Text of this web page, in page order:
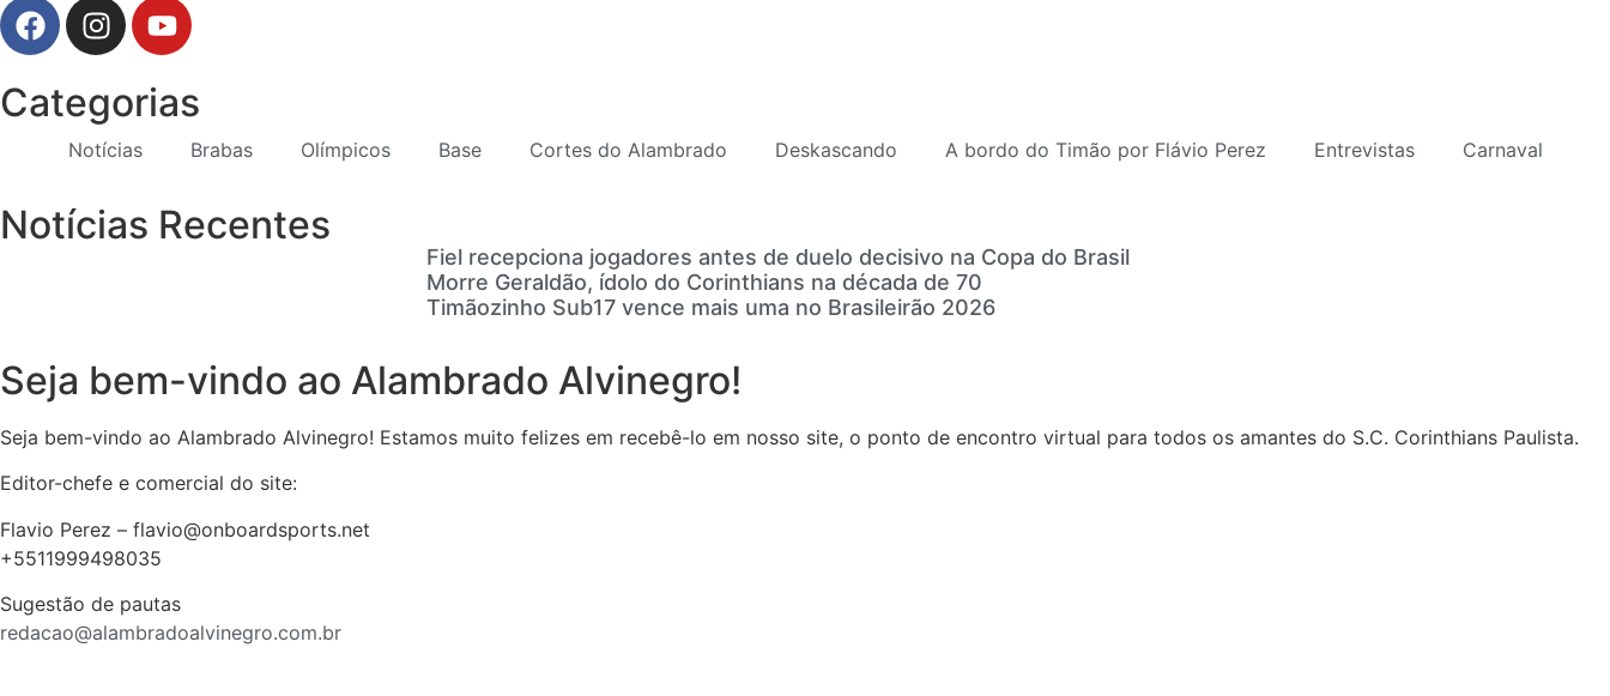
Categorias
Notícias Brabas Olímpicos Base Cortes do Alambrado Deskascando A bordo do Timão por Flávio Perez Entrevistas Carnaval
Notícias Recentes
Fiel recepciona jogadores antes de duelo decisivo na Copa do Brasil
Morre Geraldão, ídolo do Corinthians na década de 70
Timãozinho Sub17 vence mais uma no Brasileirão 2026
Seja bem-vindo ao Alambrado Alvinegro!
Seja bem-vindo ao Alambrado Alvinegro! Estamos muito felizes em recebê-lo em nosso site, o ponto de encontro virtual para todos os amantes do S.C. Corinthians Paulista.
Editor-chefe e comercial do site:
Flavio Perez – flavio@onboardsports.net
+5511999498035
Sugestão de pautas
redacao@alambradoalvinegro.com.br